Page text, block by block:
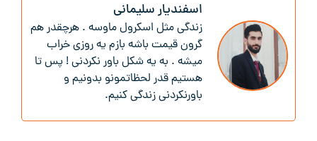
اسفندیار سلیمانی
زندگی‌ مثل اسکرول ماوسه . هرچقدر هم
گرون قیمت باشه بازم یه روزی خراب
میشه . به یه شکل باور نکردنی ! پس تا
هستیم قدر لحظاتمونو بدونیم و
باور‌نکردنی زندگی کنیم.